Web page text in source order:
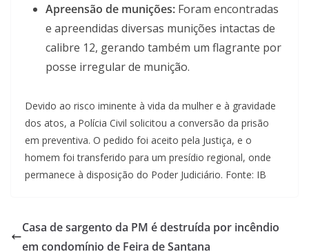
Apreensão de munições: Foram encontradas
e apreendidas diversas munições intactas de
calibre 12, gerando também um flagrante por
posse irregular de munição.
Devido ao risco iminente à vida da mulher e à gravidade
dos atos, a Polícia Civil solicitou a conversão da prisão
em preventiva. O pedido foi aceito pela Justiça, e o
homem foi transferido para um presídio regional, onde
permanece à disposição do Poder Judiciário. Fonte: IB
Casa de sargento da PM é destruída por incêndio
em condomínio de Feira de Santana